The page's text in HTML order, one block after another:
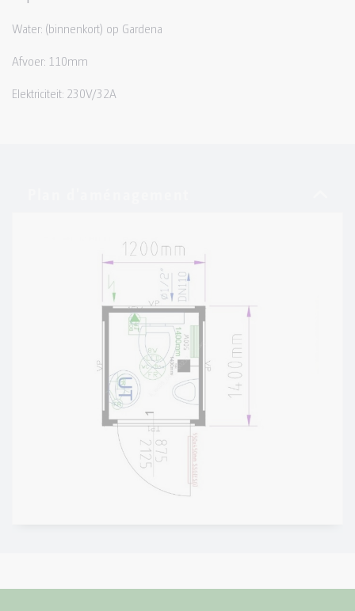
Water: (binnenkort) op Gardena
Afvoer: 110mm
Elektriciteit: 230V/32A